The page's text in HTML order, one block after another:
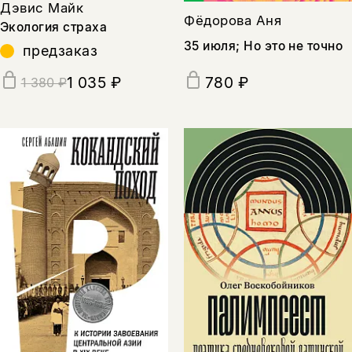
Дэвис Майк
Экология страха
предзаказ
1 380 ₽1 035 ₽
Фёдорова Аня
35 июля; Но это не точно
780 ₽